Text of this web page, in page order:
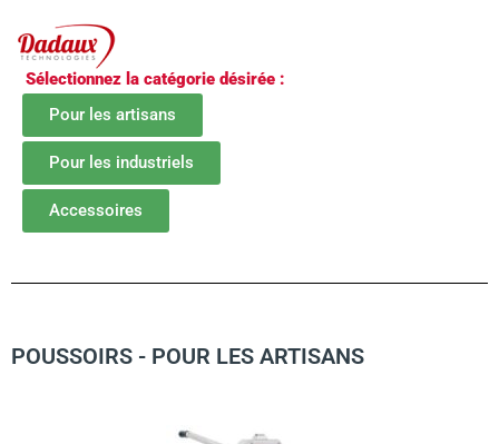
Sélectionnez la catégorie désirée :
Pour les artisans
Pour les industriels
Accessoires
POUSSOIRS - POUR LES ARTISANS